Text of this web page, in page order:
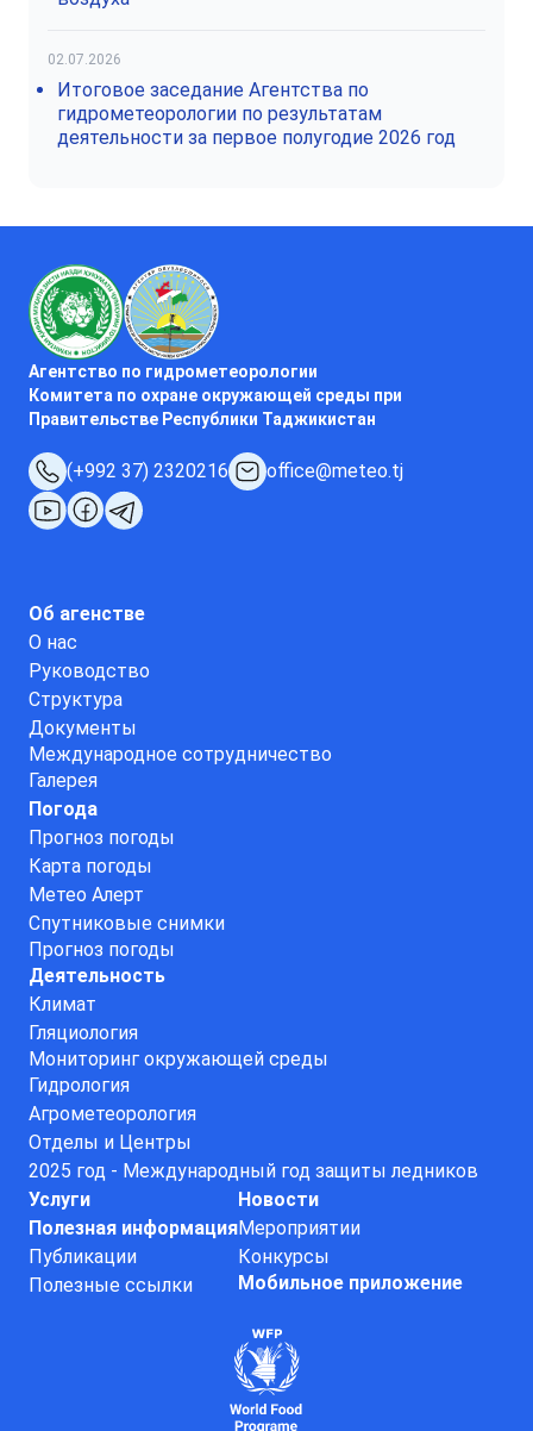
02.07.2026
Итоговое заседание Агентства по
гидрометеорологии по результатам
деятельности за первое полугодие 2026 год
Агентство по гидрометеорологии
Комитета по охране окружающей среды при
Правительстве Республики Таджикистан
(+992 37) 2320216 office@meteo.tj
Об агенстве
О нас
Руководство
Структура
Документы
Международное сотрудничество
Галерея
Погода
Прогноз погоды
Карта погоды
Метео Алерт
Спутниковые снимки
Прогноз погоды
Деятельность
Климат
Гляциология
Мониторинг окружающей среды
Гидрология
Агрометеорология
Отделы и Центры
2025 год - Международный год защиты ледников
Услуги
Полезная информация
Публикации
Полезные ссылки
Новости
Мероприятии
Конкурсы
Мобильное приложение